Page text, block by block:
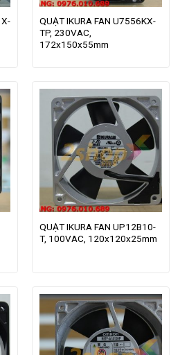
QUẠT IKURA FAN U7556KX-
TP, 230VAC,
172x150x55mm
QUẠT IKURA FAN UP12B10-
T, 100VAC, 120x120x25mm